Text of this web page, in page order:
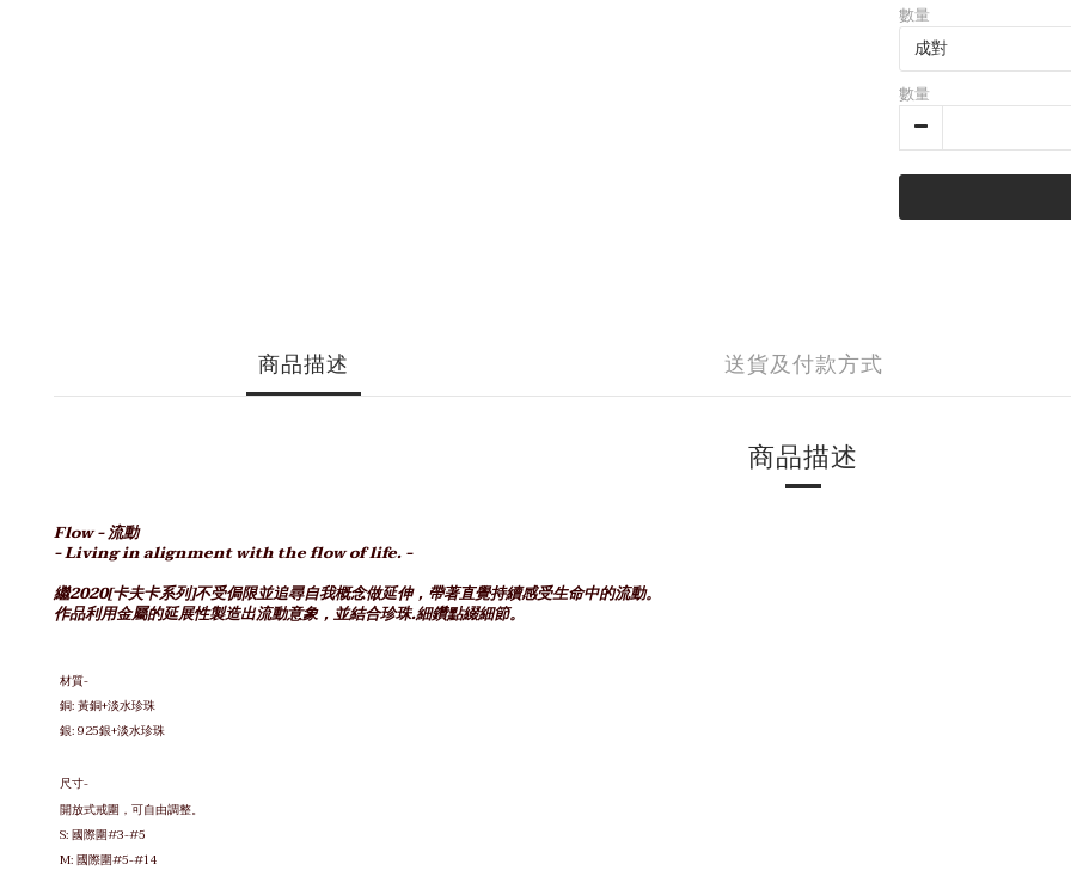
數量
數量
商品描述 送貨及付款方式
商品描述
Flow - 流動
- Living in alignment with the flow of life. -
繼2020[卡夫卡系列]不受侷限並追尋自我概念做延伸，帶著直覺持續感受生命中的流動。
作品利用金屬的延展性製造出流動意象，並結合珍珠.細鑽點綴細節。
材質-
銅: 黃銅+淡水珍珠
銀: 925銀+淡水珍珠
尺寸-
開放式戒圍， 可自由調整。
S:國際圍#3-#5
M:國際圍#5-#14